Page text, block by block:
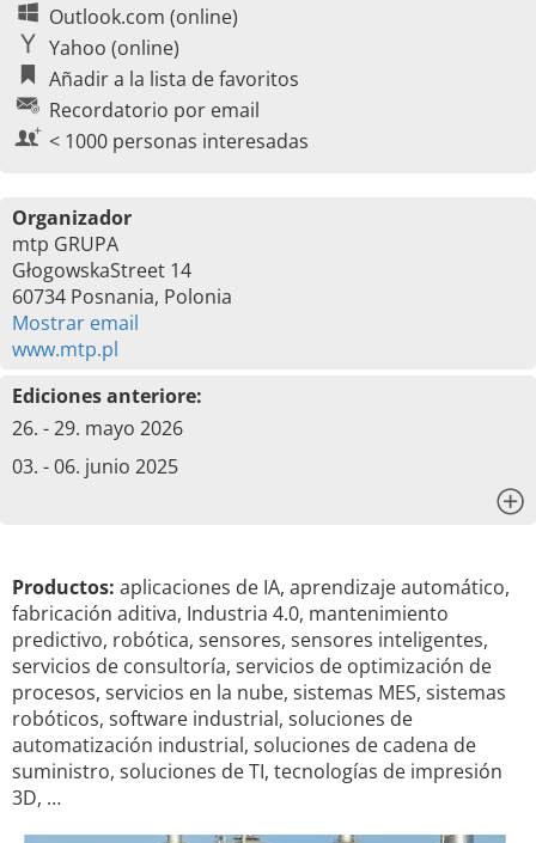
Outlook.com (online)
Yahoo (online)
Añadir a la lista de favoritos
Recordatorio por email
< 1000 personas interesadas
Organizador
mtp GRUPA
GłogowskaStreet 14
60734 Posnania, Polonia
Mostrar email
www.mtp.pl
Ediciones anteriore:
26. - 29. mayo 2026
03. - 06. junio 2025
Productos: aplicaciones de IA, aprendizaje automático,
fabricación aditiva, Industria 4.0, mantenimiento
predictivo, robótica, sensores, sensores inteligentes,
servicios de consultoría, servicios de optimización de
procesos, servicios en la nube, sistemas MES, sistemas
robóticos, software industrial, soluciones de
automatización industrial, soluciones de cadena de
suministro, soluciones de TI, tecnologías de impresión
3D, …